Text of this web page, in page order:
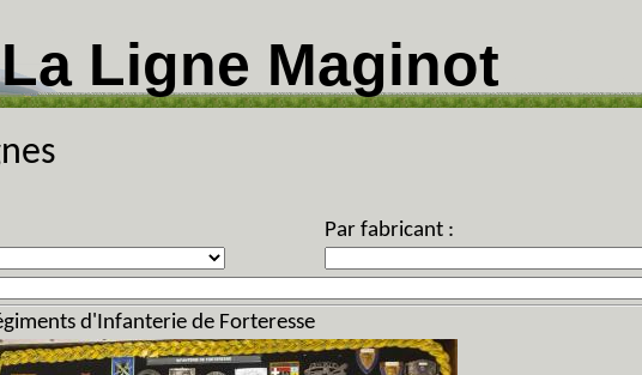
La Ligne Maginot
Par fabricant :
d'Infanterie de Forteresse